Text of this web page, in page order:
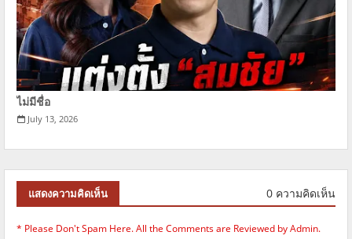
ไม่มีชื่อ
July 13, 2026
แสดงความคิดเห็น 0 ความคิดเห็น
* Please Don't Spam Here. All the Comments are Reviewed by Admin.